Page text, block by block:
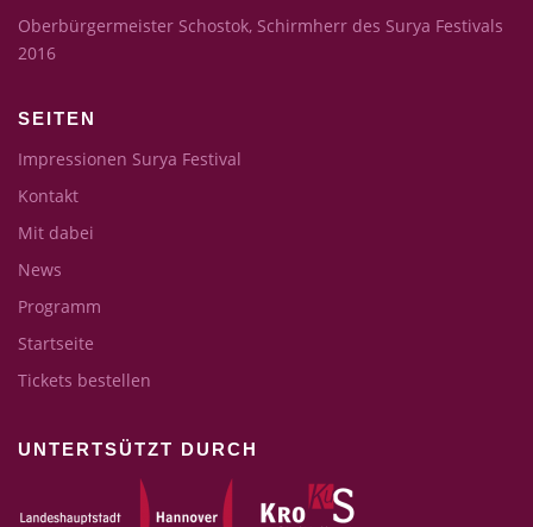
Oberbürgermeister Schostok, Schirmherr des Surya Festivals
2016
SEITEN
Impressionen Surya Festival
Kontakt
Mit dabei
News
Programm
Startseite
Tickets bestellen
UNTERTSÜTZT DURCH